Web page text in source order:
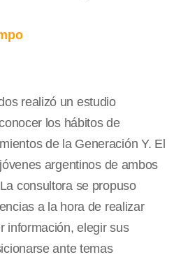
realizó un estudio
los hábitos de
de la Generación Y. El
argentinos de ambos
consultora se propuso
a la hora de realizar
información, elegir sus
ante temas